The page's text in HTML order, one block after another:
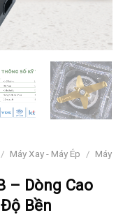
/ Máy Xay - Máy Ép / Máy
– Dòng Cao
Bền